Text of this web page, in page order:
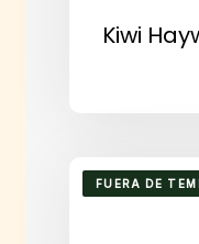
Kiwi
FUERA DE